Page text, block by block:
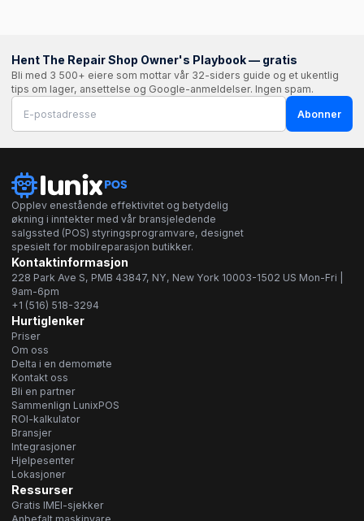
Hent The Repair Shop Owner's Playbook — gratis
Bli med 3 500+ eiere som mottar vår 32-siders guide og et ukentlig
tips om lager, ansettelse og Google-anmeldelser. Ingen spam.
Abonner
Opplev enestående effektivitet og betydelig
økning i inntekter med vår bransjeledende
salgssted (POS) styringsprogramvare, designet
spesielt for mobilreparasjon butikker.
Kontaktinformasjon
228 Park Ave S, PMB 43847, NY, New York 10003-1502 US Mon-Fri |
9am-6pm
+1 (516) 518-3294
Hurtiglenker
Priser
Om oss
Delta i en demomøte
Kontakt oss
Bli en partner
Sammenlign LunixPOS
ROI-kalkulator
Bransjer
Integrasjoner
Hjelpesenter
Lokasjoner
Ressurser
Gratis IMEI-sjekker